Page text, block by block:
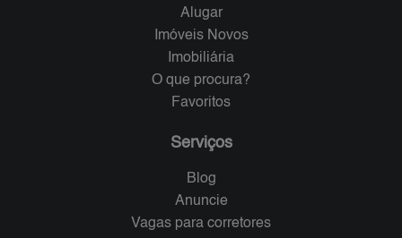
Alugar
Imóveis Novos
Imobiliária
O que procura?
Favoritos
Serviços
Blog
Anuncie
Vagas para corretores